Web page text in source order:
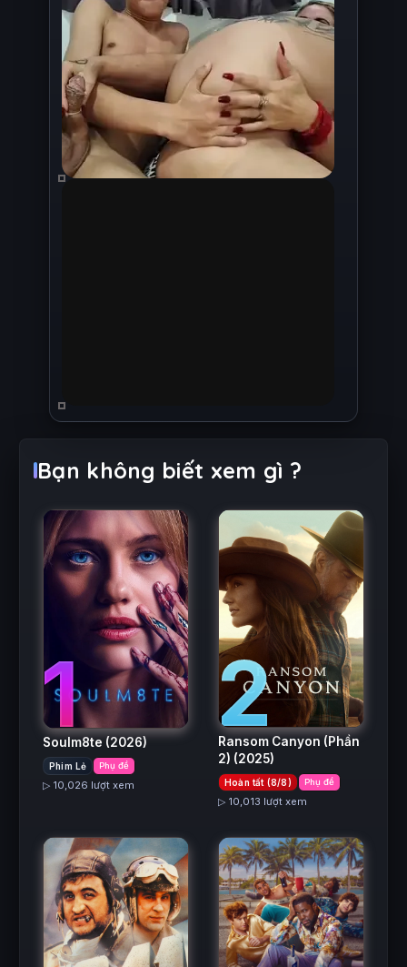
Bạn không biết xem gì ?
1
Soulm8te (2026)
Phim Lẻ Phụ đề
▷ 10,026 lượt xem
2
Ransom Canyon (Phần
2) (2025)
Hoàn tất (8/8) Phụ đề
▷ 10,013 lượt xem